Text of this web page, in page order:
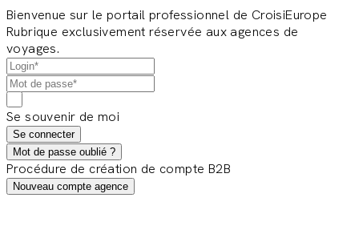
Bienvenue sur le portail professionnel de CroisiEurope
Rubrique exclusivement réservée aux agences de
voyages.
Se souvenir de moi
Se connecter
Mot de passe oublié ?
Procédure de création de compte B2B
Nouveau compte agence